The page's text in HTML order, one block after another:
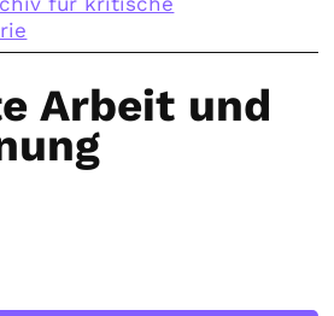
Arbeit und